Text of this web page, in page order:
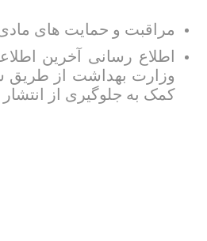
مراقبت و حمایت های مادی
اطلاع رسانی آخرین
وزارت بهداشت از طریق
کمک به جلوگیری از